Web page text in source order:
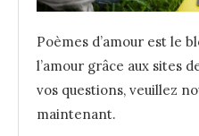
Poèmes d’amour est le
l’amour grâce aux sites
vos questions, veuillez
maintenant.